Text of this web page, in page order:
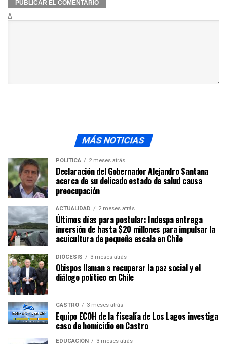
Δ
MÁS NOTICIAS
POLÍTICA 2 meses atrás
Declaración del Gobernador Alejandro Santana
acerca de su delicado estado de salud causa
preocupación
ACTUALIDAD 2 meses atrás
Últimos días para postular: Indespa entrega
inversión de hasta $20 millones para impulsar la
acuicultura de pequeña escala en Chile
DIÓCESIS 3 meses atrás
Obispos llaman a recuperar la paz social y el
diálogo político en Chile
CASTRO 3 meses atrás
Equipo ECOH de la fiscalía de Los Lagos investiga
caso de homicidio en Castro
EDUCACIÓN 3 meses atrás